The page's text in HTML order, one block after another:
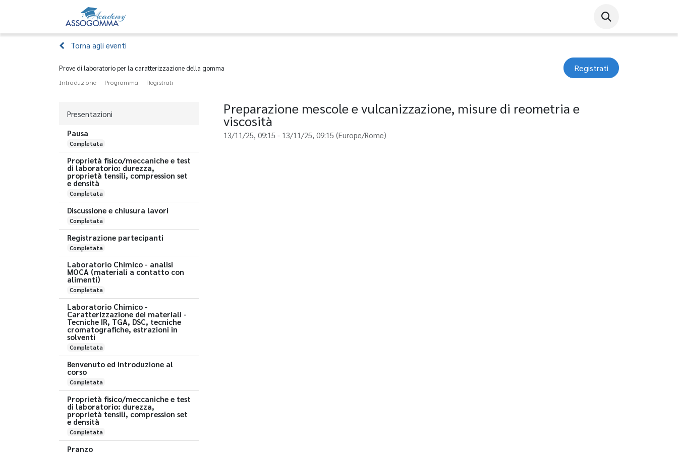
Torna agli eventi
Prove di laboratorio per la caratterizzazione della gomma Registrati
Introduzione Programma Registrati
Presentazioni
Pausa
Completata
Proprietà fisico/meccaniche e test
di laboratorio: durezza,
proprietà tensili, compression set
e densità
Completata
Discussione e chiusura lavori
Completata
Registrazione partecipanti
Completata
Laboratorio Chimico - analisi
MOCA (materiali a contatto con
alimenti)
Completata
Laboratorio Chimico -
Caratterizzazione dei materiali -
Tecniche IR, TGA, DSC, tecniche
cromatografiche, estrazioni in
solventi
Completata
Benvenuto ed introduzione al
corso
Completata
Proprietà fisico/meccaniche e test
di laboratorio: durezza,
proprietà tensili, compression set
e densità
Completata
Pranzo
Preparazione mescole e vulcanizzazione, misure di reometria e
viscosità
13/11/25, 09:15- 13/11/25, 09:15(Europe/Rome)